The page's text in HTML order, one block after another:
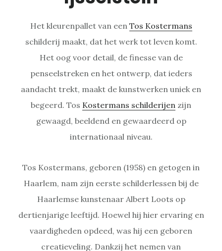
Het kleurenpallet van een Tos Kostermans
schilderij maakt, dat het werk tot leven komt.
Het oog voor detail, de finesse van de
penseelstreken en het ontwerp, dat ieders
aandacht trekt, maakt de kunstwerken uniek en
begeerd. Tos Kostermans schilderijen zijn
gewaagd, beeldend en gewaardeerd op
internationaal niveau.
Tos Kostermans, geboren (1958) en getogen in
Haarlem, nam zijn eerste schilderlessen bij de
Haarlemse kunstenaar Albert Loots op
dertienjarige leeftijd. Hoewel hij hier ervaring en
vaardigheden opdeed, was hij een geboren
creatieveling. Dankzij het nemen van